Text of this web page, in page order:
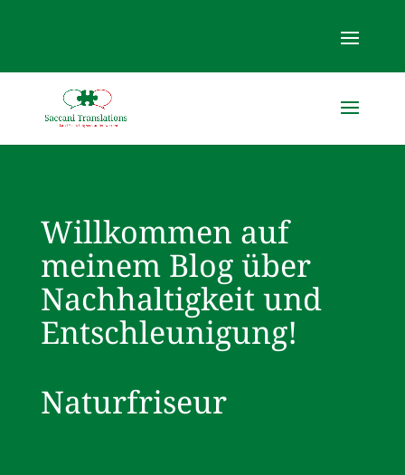
Willkommen auf
meinem Blog über
Nachhaltigkeit und
Entschleunigung!
Naturfriseur